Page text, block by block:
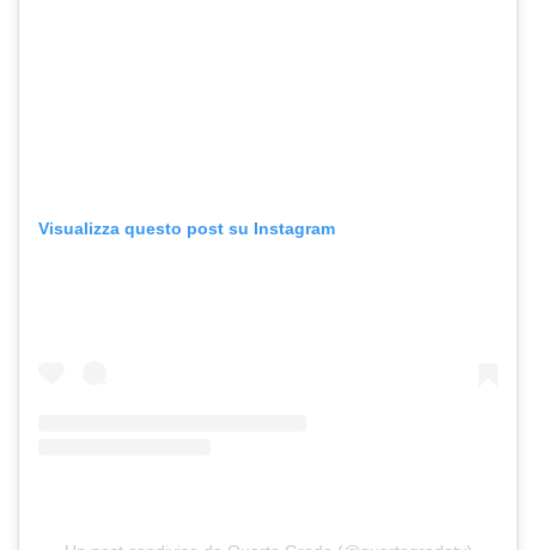
Visualizza questo post su Instagram